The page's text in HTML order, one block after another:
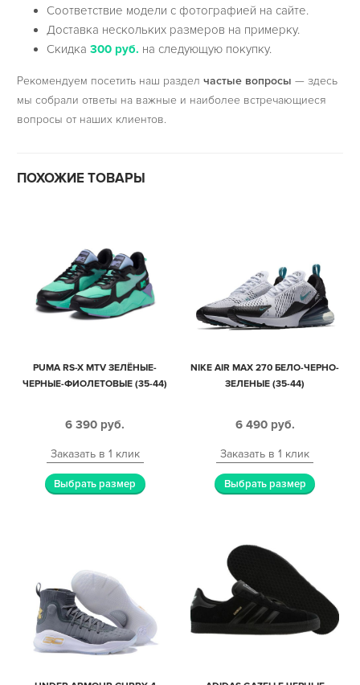
Соответствие модели с фотографией на сайте.
Доставка нескольких размеров на примерку.
Скидка300 руб. на следующую покупку.
Рекомендуем посетить наш раздел частые вопросы — здесь
мы собрали ответы на важные и наиболее встречающиеся
вопросы от наших клиентов.
ПОХОЖИЕ ТОВАРЫ
PUMA RS-X MTV ЗЕЛЁНЫЕ-
ЧЕРНЫЕ-ФИОЛЕТОВЫЕ (35-44)
6 390 руб.
Заказать в 1 клик
Выбрать размер
NIKE AIR MAX 270 БЕЛО-ЧЕРНО-
ЗЕЛЕНЫЕ (35-44)
6 490 руб.
Заказать в 1 клик
Выбрать размер